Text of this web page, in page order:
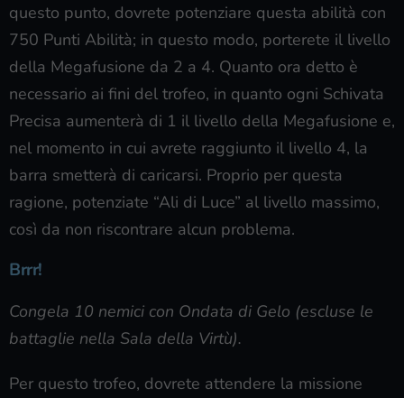
questo punto, dovrete potenziare questa abilità con
750 Punti Abilità; in questo modo, porterete il livello
della Megafusione da 2 a 4. Quanto ora detto è
necessario ai fini del trofeo, in quanto ogni Schivata
Precisa aumenterà di 1 il livello della Megafusione e,
nel momento in cui avrete raggiunto il livello 4, la
barra smetterà di caricarsi. Proprio per questa
ragione, potenziate “Ali di Luce” al livello massimo,
così da non riscontrare alcun problema.
Brrr!
Congela 10 nemici con Ondata di Gelo (escluse le
battaglie nella Sala della Virtù).
Per questo trofeo, dovrete attendere la missione